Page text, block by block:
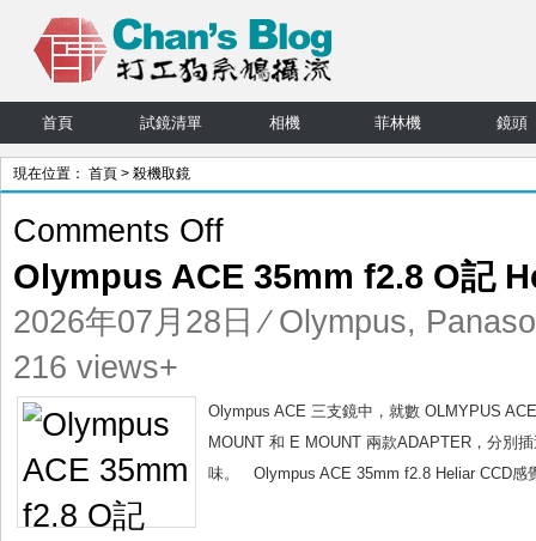
首頁 試鏡清單 相機 菲林機 鏡頭
現在位置： 首頁 > 殺機取鏡
Comments Offon
ACE
f2.8
Heliar
Olympus ACE 35mm f2.8 O記
2026年07月28日 ⁄ Olympus,
216 views+
Olympus ACE 三支鏡中，就數 OLMYPUS
MOUNT 和 E MOUNT 兩款ADAPTER，分別
味。 Olympus ACE 35mm f2.8 Heliar CCD感